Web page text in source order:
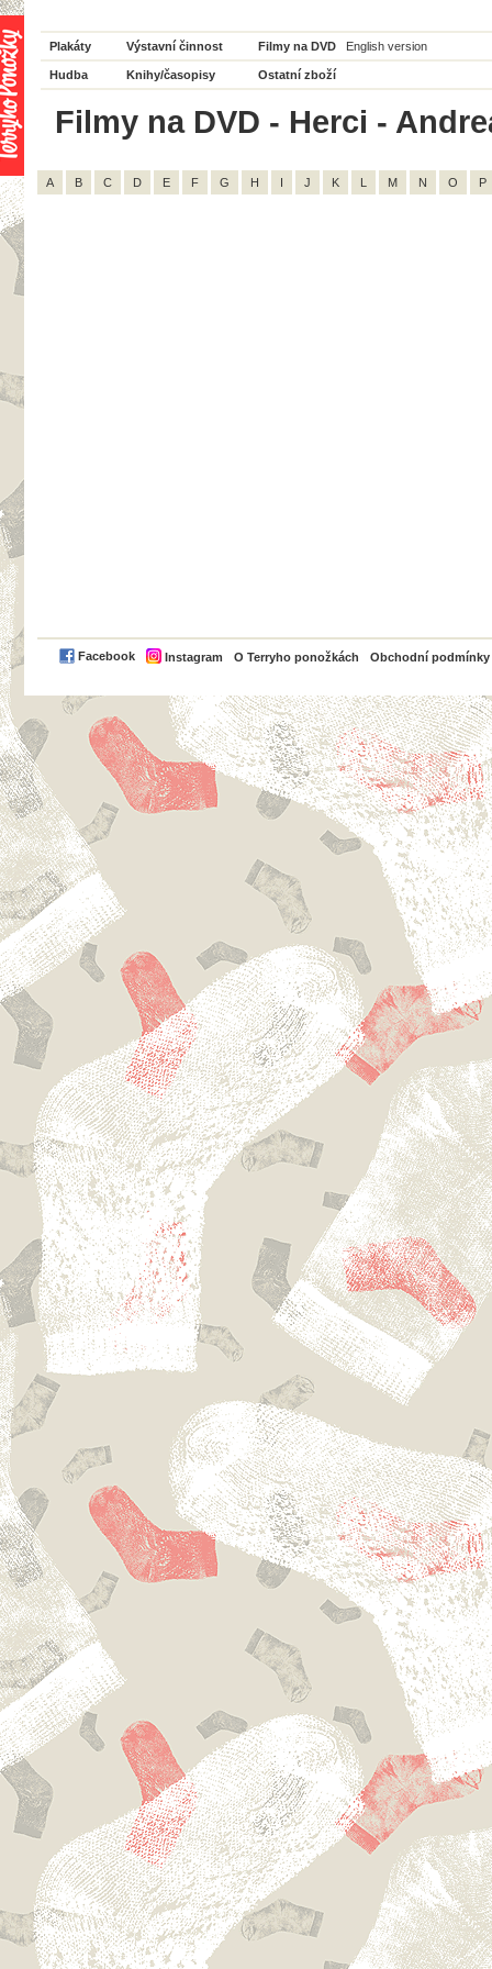
Plakáty Výstavní činnost Filmy na DVD English version
Hudba Knihy/časopisy Ostatní zboží
Filmy na DVD - Herci -
A B C D E F G H I J K L M N O P
Facebook Instagram O Terryho ponožkách Obchodní podmínky
PayPal